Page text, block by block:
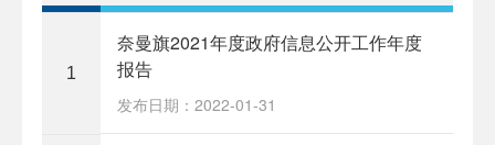
1
奈曼旗2021年度政府信息公开工作年度
报告
发布日期：2022-01-31